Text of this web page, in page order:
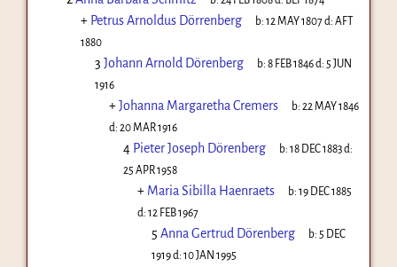
+ Petrus Arnoldus Dörrenberg b:12 MAY 1807d:AFT
1880
3 Johann Arnold Dörenberg b:8 FEB 1846d: 5 JUN
1916
+Johanna Margaretha Cremers b:22 MAY 1846
d: 20 MAR 1916
4 Pieter Joseph Dörenberg b:18 DEC 1883d:
25 APR 1958
+ Maria Sibilla Haenraets b:19 DEC 1885
d: 12 FEB 1967
5 Anna Gertrud Dörenberg b: 5 DEC
1919d: 10 JAN 1995